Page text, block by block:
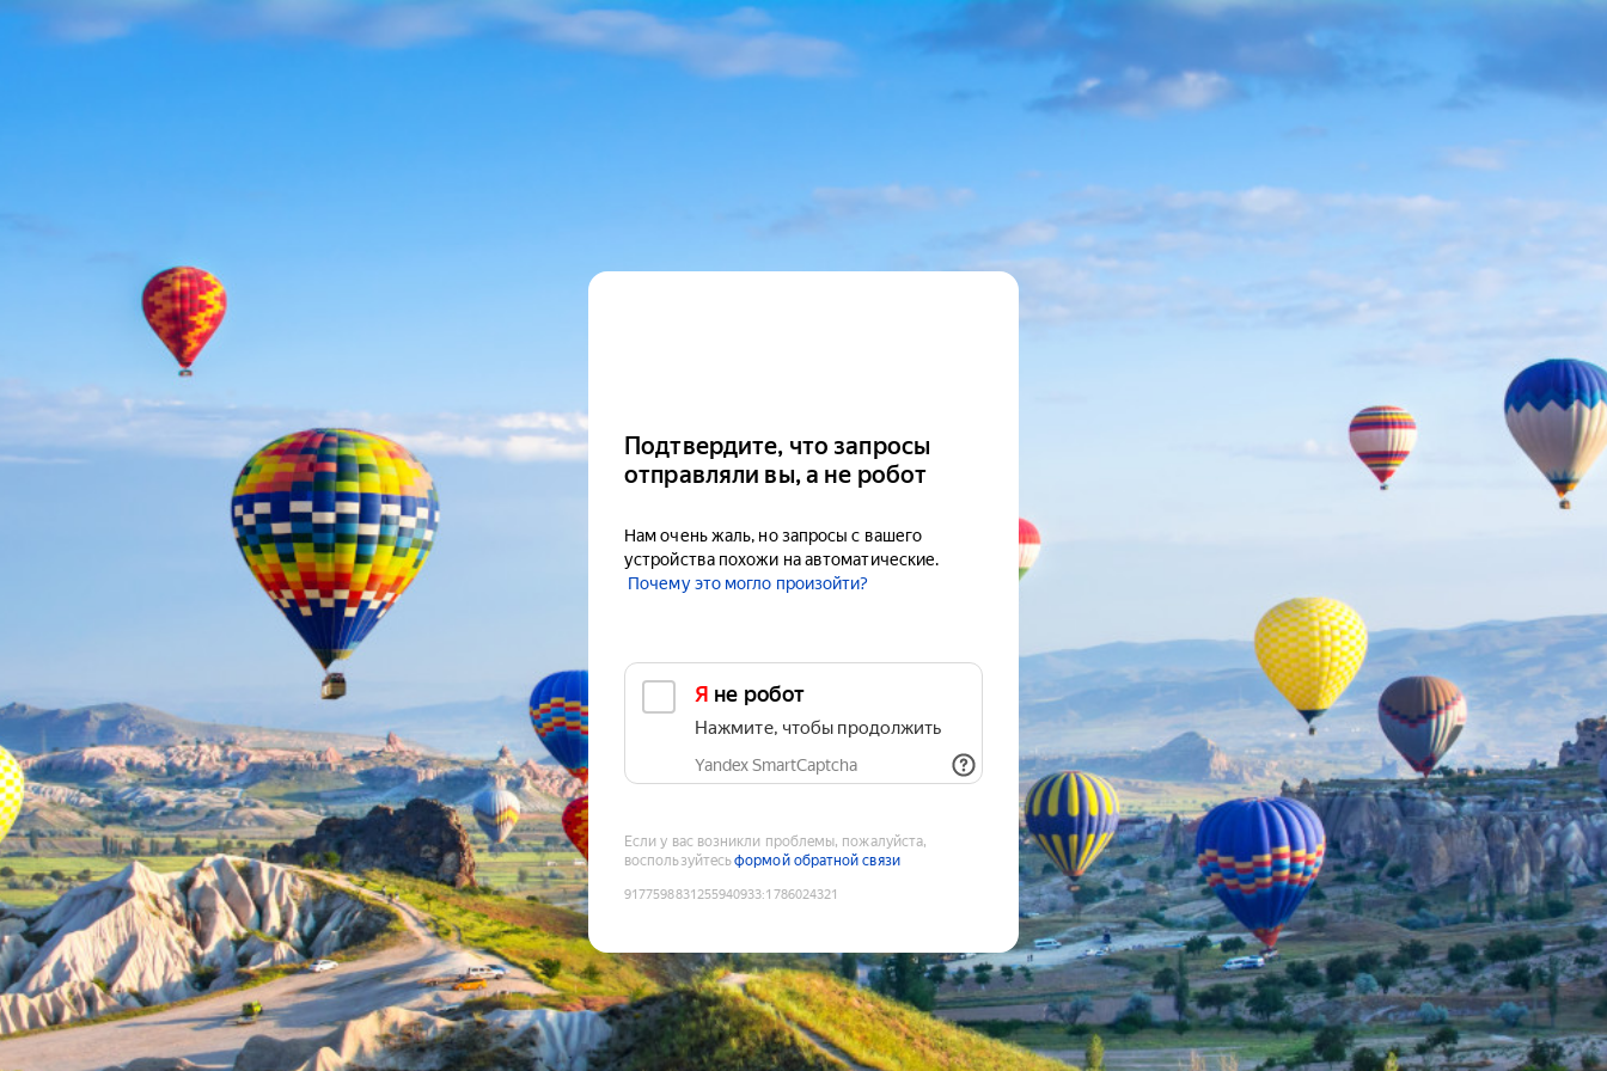
Подтвердите, что запросы
отправляли вы, а не робот
Нам очень жаль, но запросы с вашего
устройства похожи на автоматические.
Почему это могло произойти?
Я не робот
Нажмите, чтобы продолжить
Yandex SmartCaptcha
Если у вас возникли проблемы, пожалуйста,
воспользуйтесьформой обратной связи
9177598831255940933:1786024321